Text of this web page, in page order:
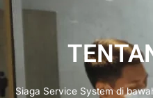
Siaga Service System di